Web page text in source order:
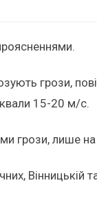
грози,
15-20 м/с.
грози, лише